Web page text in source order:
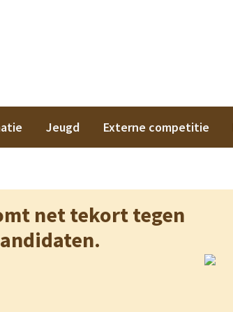
Jeugd Externe competitie
net tekort tegen